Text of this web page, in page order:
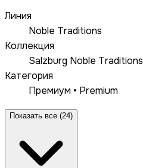
Линия
Noble Traditions
Коллекция
Salzburg Noble Traditions
Категория
Премиум • Premium
Показать все (24)